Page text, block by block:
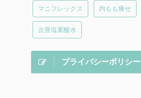
マニフレックス 内もも痩せ
次亜塩素酸水
プライバシーポリシー